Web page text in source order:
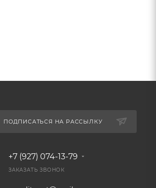
ПОДПИСАТЬСЯ НА РАССЫЛКУ
+7 (927) 074-13-79
ЗАКАЗАТЬ ЗВОНОК